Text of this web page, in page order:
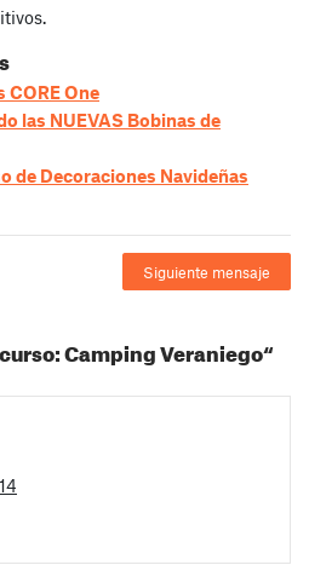
One
las NUEVAS Bobinas de
de Decoraciones Navideñas
Siguiente mensaje
Camping Veraniego“